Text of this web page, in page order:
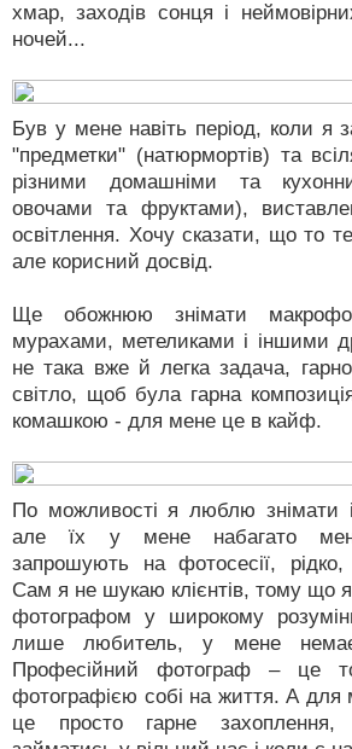
хмар, заходів сонця і
ночей...
Був у мене навіть період, коли я
"предметки" (натюрмортів) та
різними домашніми та
овочами та фруктами),
освітлення. Хочу сказати, що то
але корисний досвід.
Ще обожнюю знімати
мурахами, метеликами і іншими
не така вже й легка задача, гарно
світло, щоб була гарна
комашкою - для мене це в кайф.
По можливості я люблю знімати
але їх у мене набагато
запрошують на фотосесії,
Сам я не шукаю клієнтів, тому що
фотографом у широкому
лише любитель, у мене немає
Професійний фотограф – це
фотографією собі на життя. А для
це просто гарне